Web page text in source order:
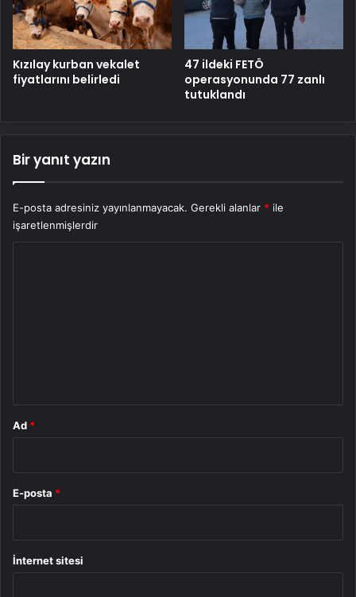
Kızılay kurban vekalet
fiyatlarını belirledi
47 ildeki FETÖ
operasyonunda 77 zanlı
tutuklandı
Bir yanıt yazın
E-posta adresiniz yayınlanmayacak. Gerekli alanlar * ile
işaretlenmişlerdir
Ad *
E-posta *
İnternet sitesi